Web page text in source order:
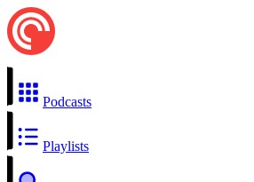
Podcasts
Playlists